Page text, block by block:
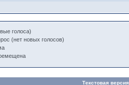
голоса)
(нет новых голосов)
Текстовая версия